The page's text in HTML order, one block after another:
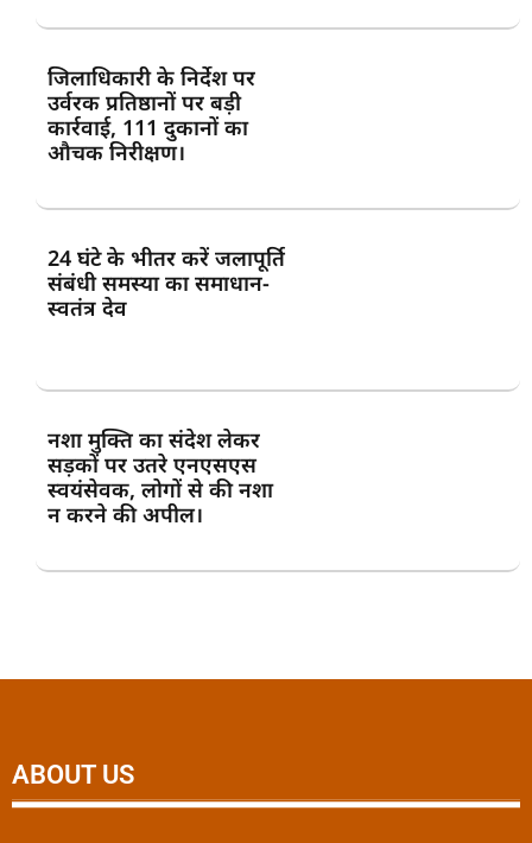
जिलाधिकारी के निर्देश पर
उर्वरक प्रतिष्ठानों पर बड़ी
कार्रवाई, 111 दुकानों का
औचक निरीक्षण।
24 घंटे के भीतर करें जलापूर्ति
संबंधी समस्या का समाधान-
स्वतंत्र देव
नशा मुक्ति का संदेश लेकर
सड़कों पर उतरे एनएसएस
स्वयंसेवक, लोगों से की नशा
न करने की अपील।
ABOUT US